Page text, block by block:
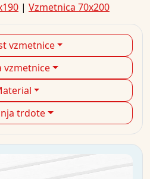
| Vzmetnica 70x200
vzmetnice
vzmetnice
trdote